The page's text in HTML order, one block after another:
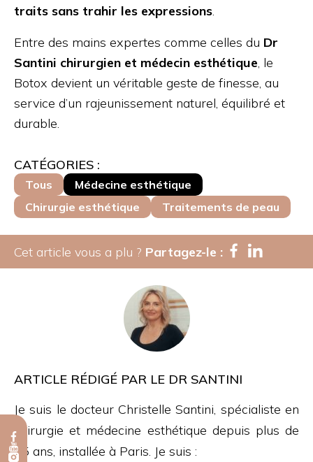
traits sans trahir les expressions.
Entre des mains expertes comme celles du Dr
Santini chirurgien et médecin esthétique, le
Botox devient un véritable geste de finesse, au
service d’un rajeunissement naturel, équilibré et
durable.
CATÉGORIES :
Tous
Médecine esthétique
Chirurgie esthétique
Traitements de peau
Cet article vous a plu ? Partagez-le :
ARTICLE RÉDIGÉ PAR LE DR SANTINI
Je suis le docteur Christelle Santini, spécialiste en
chirurgie et médecine esthétique depuis plus de
15 ans, installée à Paris. Je suis :